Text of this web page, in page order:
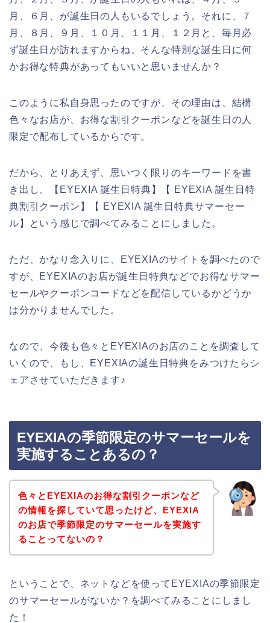
月、６月、が誕生日の人もいるでしょう。それに、７
月、８月、９月、１０月、１１月、１２月と、毎月必
ず誕生日が訪れますからね。そんな特別な誕生日に何
かお得な特典があってもいいと思いませんか？
このように私自身思ったのですが、その理由は、結構
色々なお店が、お得な割引クーポンなどを誕生日の人
限定で配布しているからです。
だから、とりあえず、思いつく限りのキーワードを書
き出し、【EYEXIA 誕生日特典】【 EYEXIA 誕生日特
典割引クーポン】【 EYEXIA 誕生日特典サマーセー
ル】という感じで調べてみることにしました。
ただ、かなり念入りに、EYEXIAのサイトを調べたので
すが、EYEXIAのお店が誕生日特典などでお得なサマー
セールやクーポンコードなどを配信しているかどうか
は分かりませんでした。
なので、今後も色々とEYEXIAのお店のことを調査して
いくので、もし、EYEXIAの誕生日特典をみつけたらシ
ェアさせていただきます♪
EYEXIAの季節限定のサマーセールを
実施することあるの？
色々とEYEXIAのお得な割引クーポンなど
の情報を探していて思ったけど、EYEXIA
のお店で季節限定のサマーセールを実施す
ることってないの？
ということで、ネットなどを使ってEYEXIAの季節限定
のサマーセールがないか？を調べてみることにしまし
た！